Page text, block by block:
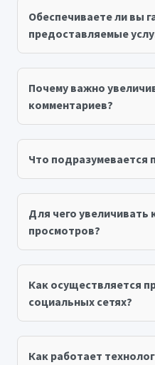
Обеспечиваете ли вы
предоставляемые
Почему важно
комментариев?
Что подразумевается
Для чего увеличивать
просмотров?
Как осуществляется
социальных сетях?
Как работает